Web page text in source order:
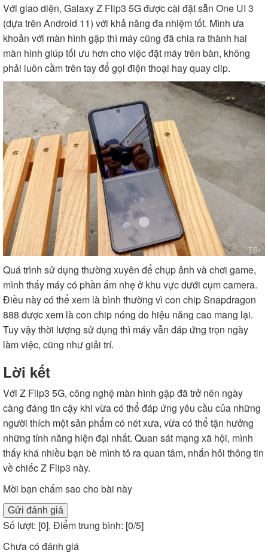
Với giao diện, Galaxy Z Flip3 5G được cài đặt sẵn One UI 3
(dựa trên Android 11) với khả năng đa nhiệm tốt. Mình ưa
khoản với màn hình gập thì máy cũng đã chia ra thành hai
màn hình giúp tối ưu hơn cho việc đặt máy trên bàn, không
phải luôn cầm trên tay để gọi điện thoại hay quay clip.
Quá trình sử dụng thường xuyên để chụp ảnh và chơi game,
mình thấy máy có phần ấm nhẹ ở khu vực dưới cụm camera.
Điều này có thể xem là bình thường vì con chip Snapdragon
888 được xem là con chip nóng do hiệu năng cao mang lại.
Tuy vậy thời lượng sử dụng thì máy vẫn đáp ứng trọn ngày
làm việc, cũng như giải trí.
Lời kết
Với Z Flip3 5G, công nghệ màn hình gập đã trở nên ngày
càng đáng tin cậy khi vừa có thể đáp ứng yêu cầu của những
người thích một sản phẩm có nét xưa, vừa có thể tận hưởng
những tính năng hiện đại nhất. Quan sát mạng xã hội, mình
thấy khá nhiều bạn bè mình tỏ ra quan tâm, nhắn hỏi thông tin
về chiếc Z Flip3 này.
Mời bạn chấm sao cho bài này
Gửi đánh giá
Số lượt: [0]. Điểm trung bình: [0/5]
Chưa có đánh giá